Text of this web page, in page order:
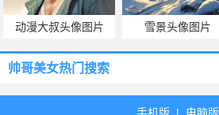
动漫大叔头像图片 雪景头像图片
帅哥美女热门搜索